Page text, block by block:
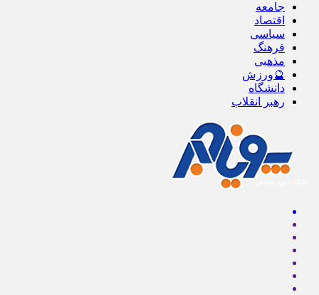
جامعه
اقتصاد
سیاسی
فرهنگ
مذهبی
🔮ورزش
دانشگاه
رهبر انقلاب